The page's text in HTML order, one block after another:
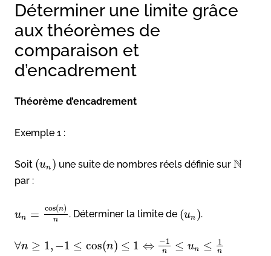
Déterminer une limite grâce
aux théorèmes de
comparaison et
d’encadrement
Théorème d’encadrement
Exemple 1 :
Soit (un ) une suite de nombres réels définie surN
par :
un = cos(n)
n . Déterminer la limite de (un ).
∀n ≥ 1, −1 ≤ cos(n) ≤ 1 ⇔ −1
n ≤ un ≤ 1
n